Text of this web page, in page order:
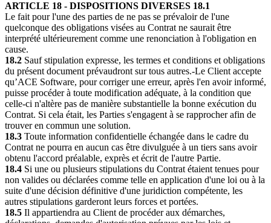
ARTICLE 18 - DISPOSITIONS DIVERSES 18.1
Le fait pour l'une des parties de ne pas se prévaloir de l'une
quelconque des obligations visées au Contrat ne saurait être
interprété ultérieurement comme une renonciation à l'obligation en
cause.
18.2 Sauf stipulation expresse, les termes et conditions et obligations
du présent document prévaudront sur tous autres.-Le Client accepte
qu’ACE Software, pour corriger une erreur, après l'en avoir informé,
puisse procéder à toute modification adéquate, à la condition que
celle-ci n'altère pas de manière substantielle la bonne exécution du
Contrat. Si cela était, les Parties s'engagent à se rapprocher afin de
trouver en commun une solution.
18.3 Toute information confidentielle échangée dans le cadre du
Contrat ne pourra en aucun cas être divulguée à un tiers sans avoir
obtenu l'accord préalable, exprès et écrit de l'autre Partie.
18.4 Si une ou plusieurs stipulations du Contrat étaient tenues pour
non valides ou déclarées comme telle en application d'une loi ou à la
suite d'une décision définitive d'une juridiction compétente, les
autres stipulations garderont leurs forces et portées.
18.5 Il appartiendra au Client de procéder aux démarches,